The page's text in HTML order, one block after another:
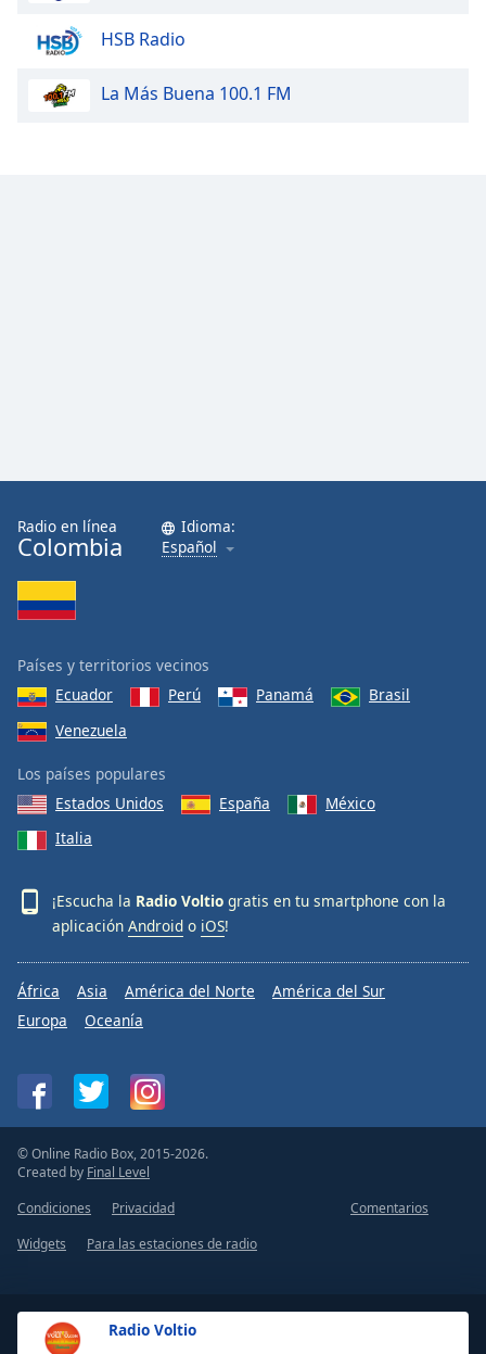
Radio Voltio
HSB Radio
La Más Buena 100.1 FM
Radio en línea
Colombia
Idioma:
Español
Países y territorios vecinos
Ecuador
Perú Panamá
Brasil
Venezuela
Los países populares
Estados Unidos
España
México
Italia
¡Escucha la Radio Voltio gratis en tu smartphone con la
aplicación Android o iOS!
África Asia América del Norte
América del Sur
Europa
Oceanía
© Online Radio Box, 2015-2026.
Created by Final Level
Condiciones
Privacidad
Comentarios
Widgets
Para las estaciones de radio